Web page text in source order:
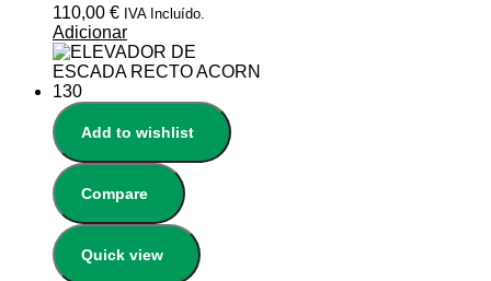
110,00 € IVA Incluído.
Adicionar
Add to wishlist
Compare
Quick view